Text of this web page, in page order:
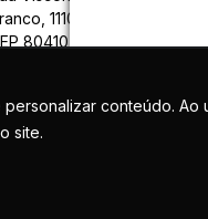
conteúdo.
site.
1110 Centro
80410-000
| CNPJ 07.769.006/0002-58 |